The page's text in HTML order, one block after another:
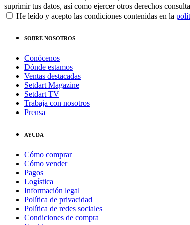
suprimir tus datos, así como ejercer otros derechos
He leído y acepto las condiciones contenidas en la
SOBRE NOSOTROS
Conócenos
Dónde estamos
Ventas destacadas
Setdart Magazine
Setdart TV
Trabaja con nosotros
Prensa
AYUDA
Cómo comprar
Cómo vender
Pagos
Logística
Información legal
Política de privacidad
Política de redes sociales
Condiciones de compra